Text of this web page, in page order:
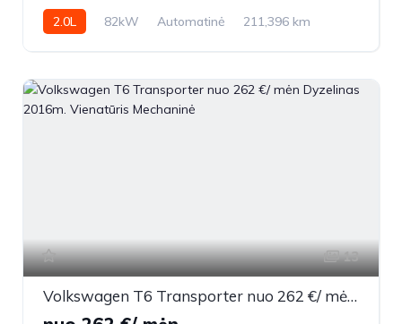
2.0L 82kW Automatinė
211,396 km
13
Volkswagen T6 Transporter nuo 262 €/ mėn Dyzelinas 2016m. Vienatūris Mechaninė